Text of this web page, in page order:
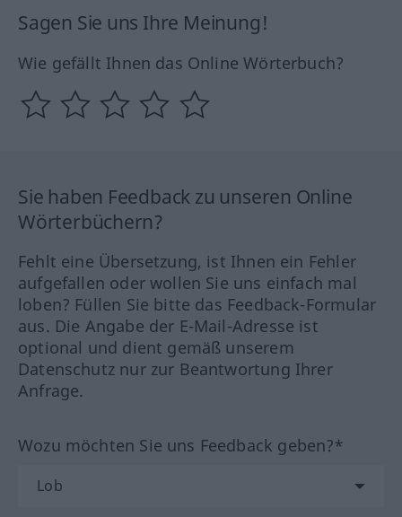
Sagen Sie uns Ihre Meinung!
Wie gefällt Ihnen das Online Wörterbuch?
Sie haben Feedback zu unseren Online
Wörterbüchern?
Fehlt eine Übersetzung, ist Ihnen ein Fehler
aufgefallen oder wollen Sie uns einfach mal
loben? Füllen Sie bitte das Feedback-Formular
aus. Die Angabe der E-Mail-Adresse ist
optional und dient gemäß unserem
Datenschutz nur zur Beantwortung Ihrer
Anfrage.
Wozu möchten Sie uns Feedback geben?*